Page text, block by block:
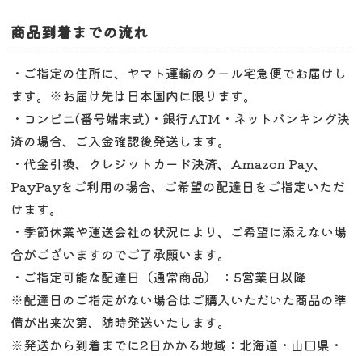
商品到着までの流れ
・ご指定の住所に、ヤマト運輸のクール宅急便でお届けし
ます。※お届け先は日本国内に限ります。
・コンビニ(番号端末式)・銀行ATM・ネットバンキング決
済の場合、ご入金確認後発送します。
・代金引換、クレジットカード決済、Amazon Pay、
PayPayをご利用の場合、ご希望の配達日をご指定いただ
けます。
・季節休業や運送会社の状況により、ご希望に添えない場
合がございますのでご了承願います。
・ご指定可能な配達日（通常商品） ：5営業日以降
※配達日のご指定がない場合はご購入いただいた商品の準
備が出来次第、随時発送いたします。
※発送から到着までに2日かかる地域：北海道・山口県・